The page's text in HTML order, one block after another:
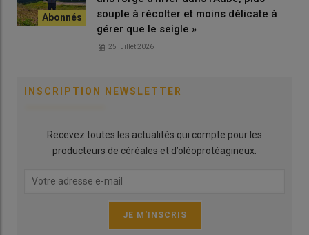
souple à récolter et moins délicate à
gérer que le seigle »
25 juillet 2026
INSCRIPTION NEWSLETTER
Recevez toutes les actualités qui compte pour les
producteurs de céréales et d’oléoprotéagineux.